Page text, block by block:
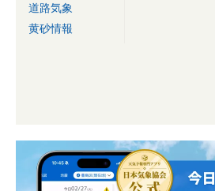
道路気象
黄砂情報